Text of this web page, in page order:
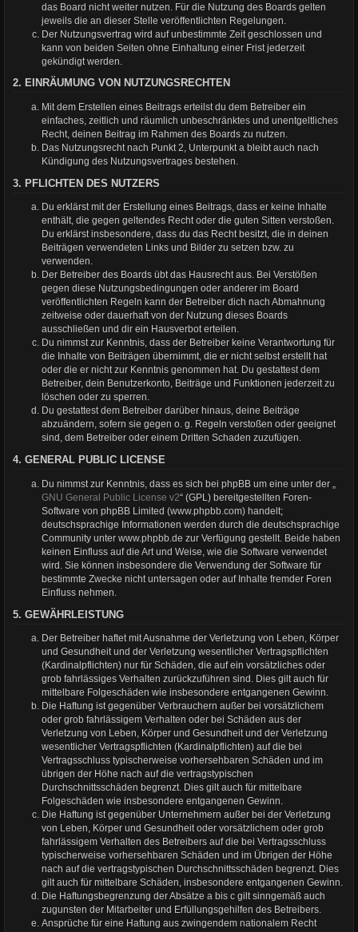
das Board nicht weiter nutzen. Für die Nutzung des Boards gelten
jeweils die an dieser Stelle veröffentlichten Regelungen.
Der Nutzungsvertrag wird auf unbestimmte Zeit geschlossen und
kann von beiden Seiten ohne Einhaltung einer Frist jederzeit
gekündigt werden.
2. EINRÄUMUNG VON NUTZUNGSRECHTEN
Mit dem Erstellen eines Beitrags erteilst du dem Betreiber ein
einfaches, zeitlich und räumlich unbeschränktes und unentgeltliches
Recht, deinen Beitrag im Rahmen des Boards zu nutzen.
Das Nutzungsrecht nach Punkt 2, Unterpunkt a bleibt auch nach
Kündigung des Nutzungsvertrages bestehen.
3. PFLICHTEN DES NUTZERS
Du erklärst mit der Erstellung eines Beitrags, dass er keine Inhalte
enthält, die gegen geltendes Recht oder die guten Sitten verstoßen.
Du erklärst insbesondere, dass du das Recht besitzt, die in deinen
Beiträgen verwendeten Links und Bilder zu setzen bzw. zu
verwenden.
Der Betreiber des Boards übt das Hausrecht aus. Bei Verstößen
gegen diese Nutzungsbedingungen oder anderer im Board
veröffentlichten Regeln kann der Betreiber dich nach Abmahnung
zeitweise oder dauerhaft von der Nutzung dieses Boards
ausschließen und dir ein Hausverbot erteilen.
Du nimmst zur Kenntnis, dass der Betreiber keine Verantwortung für
die Inhalte von Beiträgen übernimmt, die er nicht selbst erstellt hat
oder die er nicht zur Kenntnis genommen hat. Du gestattest dem
Betreiber, dein Benutzerkonto, Beiträge und Funktionen jederzeit zu
löschen oder zu sperren.
Du gestattest dem Betreiber darüber hinaus, deine Beiträge
abzuändern, sofern sie gegen o. g. Regeln verstoßen oder geeignet
sind, dem Betreiber oder einem Dritten Schaden zuzufügen.
4. GENERAL PUBLIC LICENSE
Du nimmst zur Kenntnis, dass es sich bei phpBB um eine unter der „
GNU General Public License v2“ (GPL) bereitgestellten Foren-
Software von phpBB Limited (www.phpbb.com) handelt;
deutschsprachige Informationen werden durch die deutschsprachige
Community unter www.phpbb.de zur Verfügung gestellt. Beide haben
keinen Einfluss auf die Art und Weise, wie die Software verwendet
wird. Sie können insbesondere die Verwendung der Software für
bestimmte Zwecke nicht untersagen oder auf Inhalte fremder Foren
Einfluss nehmen.
5. GEWÄHRLEISTUNG
Der Betreiber haftet mit Ausnahme der Verletzung von Leben, Körper
und Gesundheit und der Verletzung wesentlicher Vertragspflichten
(Kardinalpflichten) nur für Schäden, die auf ein vorsätzliches oder
grob fahrlässiges Verhalten zurückzuführen sind. Dies gilt auch für
mittelbare Folgeschäden wie insbesondere entgangenen Gewinn.
Die Haftung ist gegenüber Verbrauchern außer bei vorsätzlichem
oder grob fahrlässigem Verhalten oder bei Schäden aus der
Verletzung von Leben, Körper und Gesundheit und der Verletzung
wesentlicher Vertragspflichten (Kardinalpflichten) auf die bei
Vertragsschluss typischerweise vorhersehbaren Schäden und im
übrigen der Höhe nach auf die vertragstypischen
Durchschnittsschäden begrenzt. Dies gilt auch für mittelbare
Folgeschäden wie insbesondere entgangenen Gewinn.
Die Haftung ist gegenüber Unternehmern außer bei der Verletzung
von Leben, Körper und Gesundheit oder vorsätzlichem oder grob
fahrlässigem Verhalten des Betreibers auf die bei Vertragsschluss
typischerweise vorhersehbaren Schäden und im Übrigen der Höhe
nach auf die vertragstypischen Durchschnittsschäden begrenzt. Dies
gilt auch für mittelbare Schäden, insbesondere entgangenen Gewinn.
Die Haftungsbegrenzung der Absätze a bis c gilt sinngemäß auch
zugunsten der Mitarbeiter und Erfüllungsgehilfen des Betreibers.
Ansprüche für eine Haftung aus zwingendem nationalem Recht